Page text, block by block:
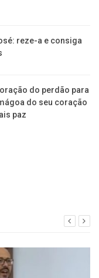
reze-a e consiga
oração do perdão para
do seu coração
paz